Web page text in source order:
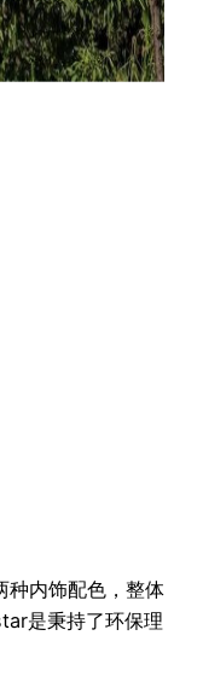
种内饰配色，整体
是秉持了环保理